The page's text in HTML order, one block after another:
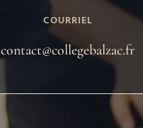
COURRIEL
contact@collegebalzac.fr